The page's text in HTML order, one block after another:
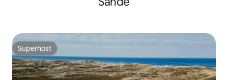
Superhost
Superhost